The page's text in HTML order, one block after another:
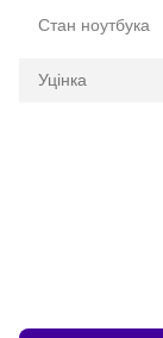
Стан ноутбука
Уцінка